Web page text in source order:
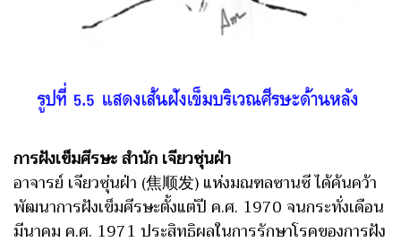
การฝังเข็มศีรษะ สำนัก เจียวซุ่นฝ่า
อาจารย์ เจียวซุ่นฝ่า (焦顺发) แห่งมณฑลซานซี ได้ค้นคว้า
พัฒนาการฝังเข็มศีรษะตั้งแต่ปี ค.ศ. 1970 จนกระทั่งเดือน
มีนาคม ค.ศ. 1971 ประสิทธิผลในการรักษาโรคของการฝัง